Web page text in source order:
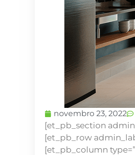
novembro 23, 2022
[et_pb_section
[et_pb_row
[et_pb_column